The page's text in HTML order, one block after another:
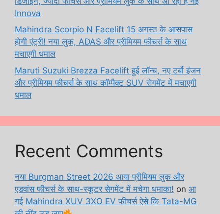
Innova
Mahindra Scorpio N Facelift 15 अगस्त के आसपास
होगी एंट्री! नया लुक, ADAS और प्रीमियम फीचर्स के साथ
मचाएगी धमाल
Maruti Suzuki Brezza Facelift हुई लॉन्च, नए टर्बो इंजन
और प्रीमियम फीचर्स के साथ कॉम्पैक्ट SUV सेगमेंट में मचाएगी
धमाल
Recent Comments
नया Burgman Street 2026 आया प्रीमियम लुक और
एडवांस फीचर्स के साथ-स्कूटर सेगमेंट में मचेगा धमाका! on आ
गई Mahindra XUV 3XO EV फीचर्स ऐसे कि Tata-MG